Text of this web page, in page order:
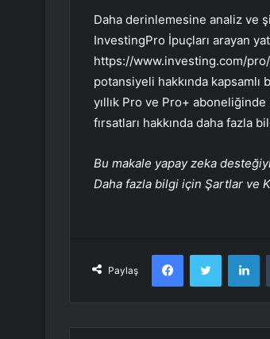
Daha derinlemesine analiz ve
InvestingPro İpuçları arayan
https://www.investing.com/
potansiyeli hakkında kapsamlı
yıllık Pro ve Pro+
fırsatları hakkında daha fazla
Bu makale yapay zeka
Daha fazla bilgi için Şartlar ve
Paylaş
FacebookTwitter